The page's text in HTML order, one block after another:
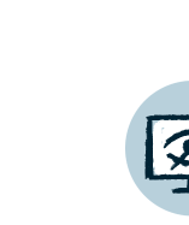
anonymisiert
anonymisiert
anonymisiert
anonymisiert